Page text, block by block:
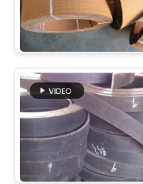
Υλικό